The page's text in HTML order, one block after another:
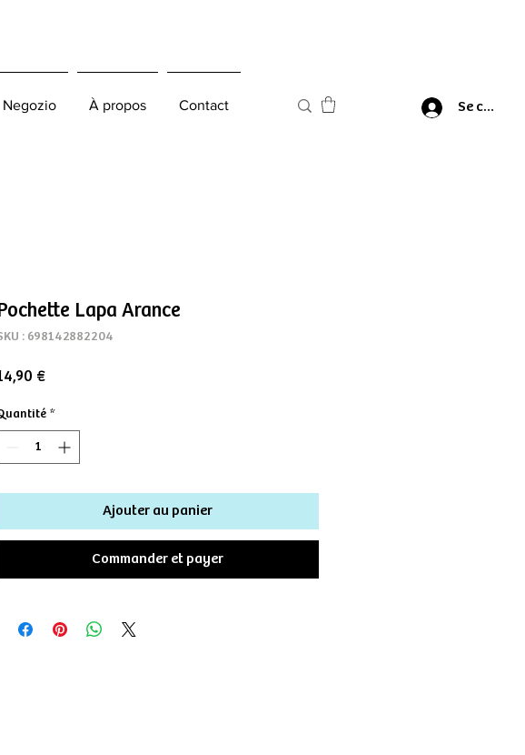
Negozio À propos Contact Se
Lapa Arance
: 698142882204
€Prix
*
Ajouter au panier
Commander et payer